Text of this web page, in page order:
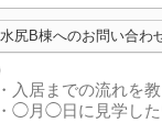
水尻B棟へのお問い合わ